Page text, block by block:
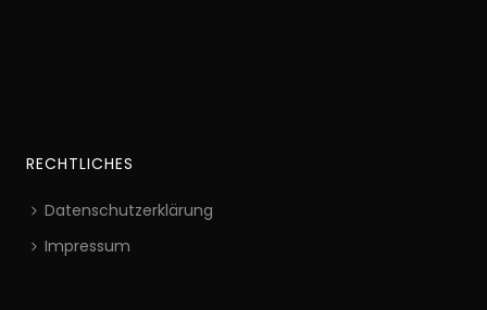
RECHTLICHES
Datenschutzerklärung
Impressum